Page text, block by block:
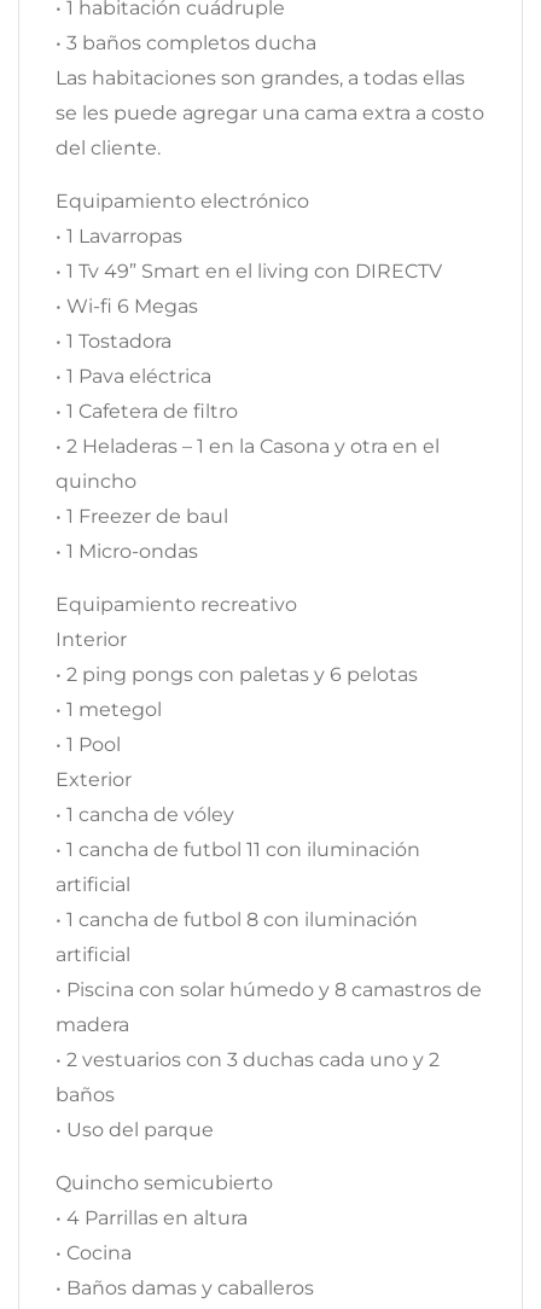
• 1 habitación cuádruple
• 3 baños completos ducha
Las habitaciones son grandes, a todas ellas
se les puede agregar una cama extra a costo
del cliente.
Equipamiento electrónico
• 1 Lavarropas
• 1 Tv 49” Smart en el living con DIRECTV
• Wi-fi 6 Megas
• 1 Tostadora
• 1 Pava eléctrica
• 1 Cafetera de filtro
• 2 Heladeras – 1 en la Casona y otra en el
quincho
• 1 Freezer de baul
• 1 Micro-ondas
Equipamiento recreativo
Interior
• 2 ping pongs con paletas y 6 pelotas
• 1 metegol
• 1 Pool
Exterior
• 1 cancha de vóley
• 1 cancha de futbol 11 con iluminación
artificial
• 1 cancha de futbol 8 con iluminación
artificial
• Piscina con solar húmedo y 8 camastros de
madera
• 2 vestuarios con 3 duchas cada uno y 2
baños
• Uso del parque
Quincho semicubierto
• 4 Parrillas en altura
• Cocina
• Baños damas y caballeros